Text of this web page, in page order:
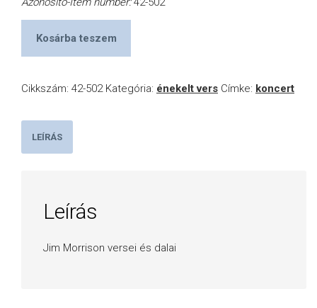
Kosárba teszem
Cikkszám: 42-502 Kategória: énekelt vers Címke: koncert
LEÍRÁS
Leírás
Jim Morrison versei és dalai